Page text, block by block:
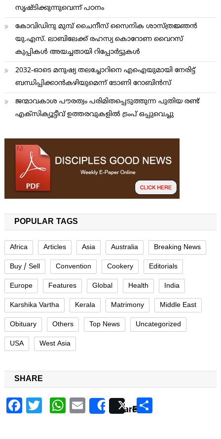
സൃഷ്ടിക്കുന്നുവെന്ന് പഠനം
കോവിഡിനു മുമ്പ് ചൈനീസ് സൈനിക ശാസ്ത്രജ്ഞന്‍
യു.എസ്. ലാബിലേക്ക് രഹസ്യ കൊറോണ വൈറസ്
കുപ്പികള്‍ അയച്ചതായി റിപ്പോര്‍ട്ടുകള്‍
2032-ഓടെ മനുഷ്യ തലച്ചോറിനെ എഐയുമായി നേരിട്ട്
ബന്ധിപ്പിക്കാന്‍കഴിയുമെന്ന് ടോണി റോബിന്‍സ്
ജന്മാവകാശ പൗരത്വം പരിമിതപ്പെടുത്തുന്ന പുതിയ രണ്ട്
എക്സിക്യൂട്ടീവ് ഉത്തരവുകളിൽ ട്രംപ് ഒപ്പുവെച്ചു
POPULAR TAGS
Africa Articles Asia Australia Breaking News
Buy / Sell Convention Cookery Editorials
Europe Features Global Health India
Karshika Vartha Kerala Matrimony Middle East
Obituary Others Top News Uncategorized
USA West Asia
SHARE
Facebook
TwitterWhatsApp
EmailSharePost Share